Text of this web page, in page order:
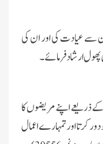
سے عیادت کی اور ان کی
ارشاد فرمائے۔
ذریعے اپنے مریضوں کا
کرتا اور تمہارے اعمال